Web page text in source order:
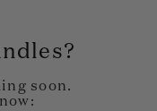
soon.